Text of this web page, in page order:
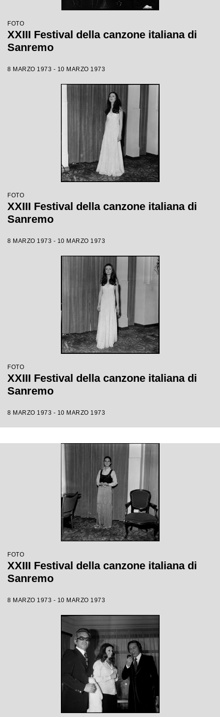
FOTO
XXIII Festival della canzone italiana di
Sanremo
8 MARZO 1973 - 10 MARZO 1973
FOTO
XXIII Festival della canzone italiana di
Sanremo
8 MARZO 1973 - 10 MARZO 1973
FOTO
XXIII Festival della canzone italiana di
Sanremo
8 MARZO 1973 - 10 MARZO 1973
FOTO
XXIII Festival della canzone italiana di
Sanremo
8 MARZO 1973 - 10 MARZO 1973